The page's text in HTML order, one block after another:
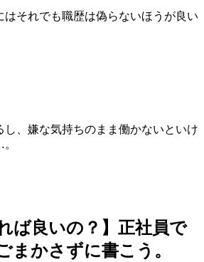
はそれでも職歴は偽らないほうが良い
し、嫌な気持ちのまま働かないといけ
ば良いの？】正社員で
まかさずに書こう。